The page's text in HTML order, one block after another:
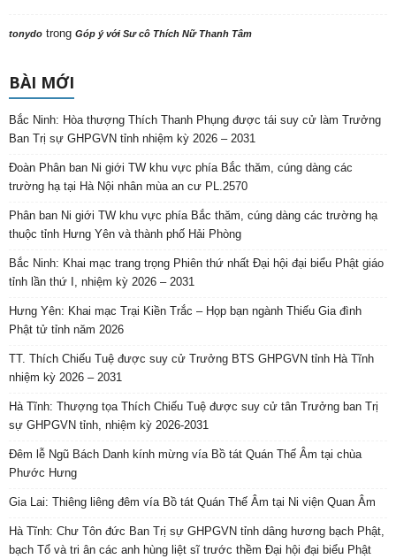
tonydo trong Góp ý với Sư cô Thích Nữ Thanh Tâm
BÀI MỚI
Bắc Ninh: Hòa thượng Thích Thanh Phụng được tái suy cử làm Trưởng
Ban Trị sự GHPGVN tỉnh nhiệm kỳ 2026 – 2031
Đoàn Phân ban Ni giới TW khu vực phía Bắc thăm, cúng dàng các
trường hạ tại Hà Nội nhân mùa an cư PL.2570
Phân ban Ni giới TW khu vực phía Bắc thăm, cúng dàng các trường hạ
thuộc tỉnh Hưng Yên và thành phố Hải Phòng
Bắc Ninh: Khai mạc trang trọng Phiên thứ nhất Đại hội đại biểu Phật giáo
tỉnh lần thứ I, nhiệm kỳ 2026 – 2031
Hưng Yên: Khai mạc Trại Kiền Trắc – Họp bạn ngành Thiếu Gia đình
Phật tử tỉnh năm 2026
TT. Thích Chiếu Tuệ được suy cử Trưởng BTS GHPGVN tỉnh Hà Tĩnh
nhiệm kỳ 2026 – 2031
Hà Tĩnh: Thượng tọa Thích Chiếu Tuệ được suy cử tân Trưởng ban Trị
sự GHPGVN tỉnh, nhiệm kỳ 2026-2031
Đêm lễ Ngũ Bách Danh kính mừng vía Bồ tát Quán Thế Âm tại chùa
Phước Hưng
Gia Lai: Thiêng liêng đêm vía Bồ tát Quán Thế Âm tại Ni viện Quan Âm
Hà Tĩnh: Chư Tôn đức Ban Trị sự GHPGVN tỉnh dâng hương bạch Phật,
bạch Tổ và tri ân các anh hùng liệt sĩ trước thềm Đại hội đại biểu Phật